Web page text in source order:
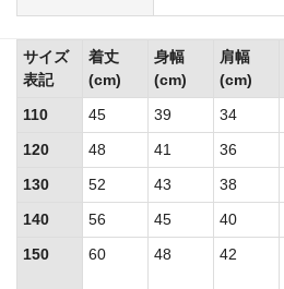
サイズ
表記
着丈
(cm)
身幅
(cm)
肩幅
(cm)
110
45 39 34
120
48 41 36
130
52 43 38
140
56 45 40
150
60 48 42